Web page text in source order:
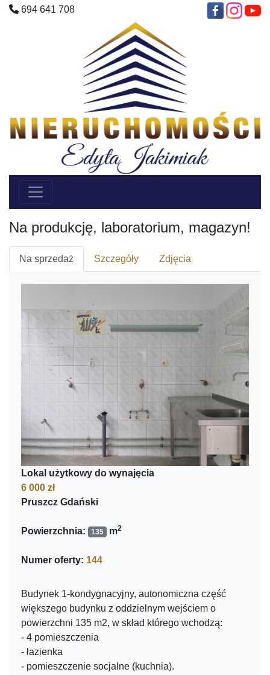
694 641 708
Na produkcję, laboratorium, magazyn!
Na sprzedaż Szczegóły Zdjęcia
Lokal użytkowy do wynajęcia
6 000 zł
Pruszcz Gdański
Powierzchnia: 135 m2
Numer oferty: 144
Budynek 1-kondygnacyjny, autonomiczna część
większego budynku z oddzielnym wejściem o
powierzchni 135 m2, w skład którego wchodzą:
- 4 pomieszczenia
- łazienka
- pomieszczenie socjalne (kuchnia).